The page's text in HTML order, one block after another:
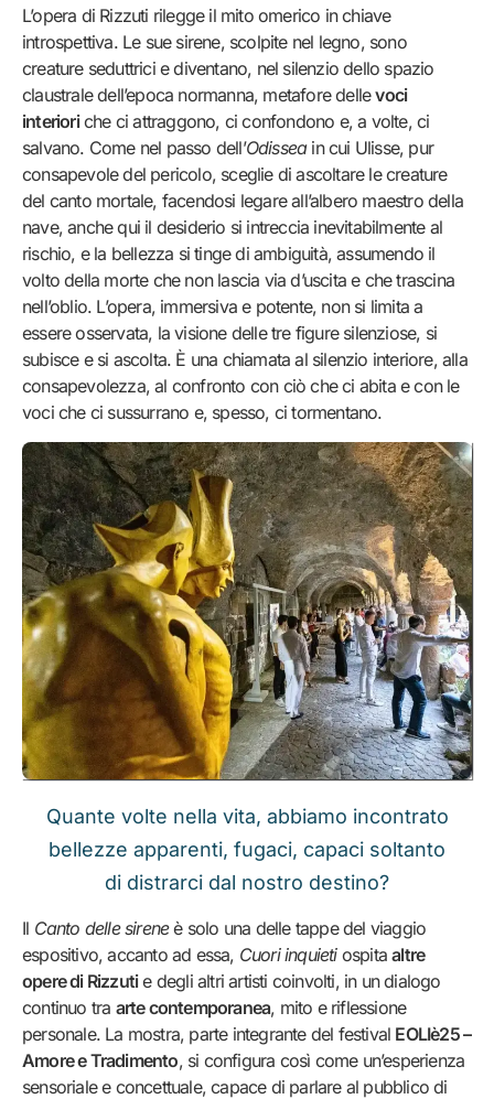
L’opera di Rizzuti rilegge il mito omerico in chiave
introspettiva. Le sue sirene, scolpite nel legno, sono
creature seduttrici e diventano, nel silenzio dello spazio
claustrale dell’epoca normanna, metafore delle voci
interiori che ci attraggono, ci confondono e, a volte, ci
salvano. Come nel passo dell’Odissea in cui Ulisse, pur
consapevole del pericolo, sceglie di ascoltare le creature
del canto mortale, facendosi legare all’albero maestro della
nave, anche qui il desiderio si intreccia inevitabilmente al
rischio, e la bellezza si tinge di ambiguità, assumendo il
volto della morte che non lascia via d’uscita e che trascina
nell’oblio. L’opera, immersiva e potente, non si limita a
essere osservata, la visione delle tre figure silenziose, si
subisce e si ascolta. È una chiamata al silenzio interiore, alla
consapevolezza, al confronto con ciò che ci abita e con le
voci che ci sussurrano e, spesso, ci tormentano.
Quante volte nella vita, abbiamo incontrato
bellezze apparenti, fugaci, capaci soltanto
di distrarci dal nostro destino?
Il Canto delle sireneè solo una delle tappe del viaggio
espositivo, accanto ad essa, Cuori inquietiospitaaltre
opere di Rizzutie degli altri artisti coinvolti, in un dialogo
continuo tra arte contemporanea, mito e riflessione
personale. La mostra, parte integrante del festival EOLIè25 –
Amore e Tradimento, si configura così come un’esperienza
sensoriale e concettuale, capace di parlare al pubblico di